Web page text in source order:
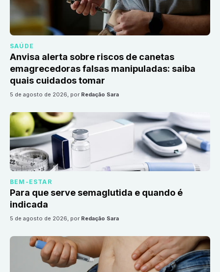
SAÚDE
Anvisa alerta sobre riscos de canetas
emagrecedoras falsas manipuladas: saiba
quais cuidados tomar
5 de agosto de 2026, por Redação Sara
BEM-ESTAR
Para que serve semaglutida e quando é
indicada
5 de agosto de 2026, por Redação Sara